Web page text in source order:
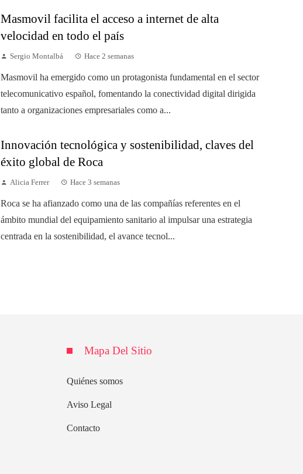
Masmovil facilita el acceso a internet de alta
velocidad en todo el país
Sergio Montalbá Hace 2 semanas
Masmovil ha emergido como un protagonista fundamental en el sector
telecomunicativo español, fomentando la conectividad digital dirigida
tanto a organizaciones empresariales como a...
Innovación tecnológica y sostenibilidad, claves del
éxito global de Roca
Alicia Ferrer Hace 3 semanas
Roca se ha afianzado como una de las compañías referentes en el
ámbito mundial del equipamiento sanitario al impulsar una estrategia
centrada en la sostenibilidad, el avance tecnol...
Mapa Del Sitio
Quiénes somos
Aviso Legal
Contacto